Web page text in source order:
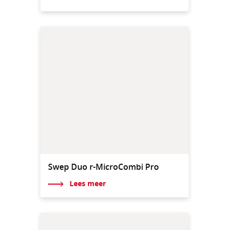
Swep Duo r-MicroCombi Pro
Lees meer